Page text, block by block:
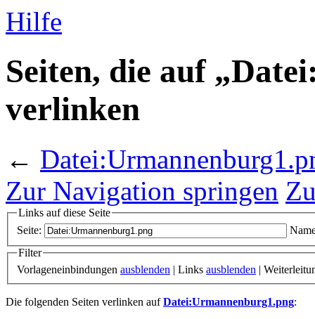
Hilfe
Seiten, die auf
verlinken
←
Zur Navigation springen
Links auf diese Seite
Seite:
Filter
Vorlageneinbindungen ausblenden | Links ausblenden |
Die folgenden Seiten verlinken aufDatei:Urmannenburg1.png: